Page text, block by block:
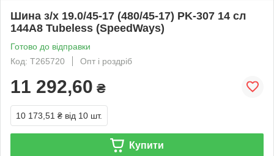
Шина з/х 19.0/45-17 (480/45-17) PK-307 14 сл
144A8 Tubeless (SpeedWays)
Готово до відправки
Код: T265720
Опт і роздріб
11 292,60 ₴
10 173,51 ₴ від 10 шт.
Купити